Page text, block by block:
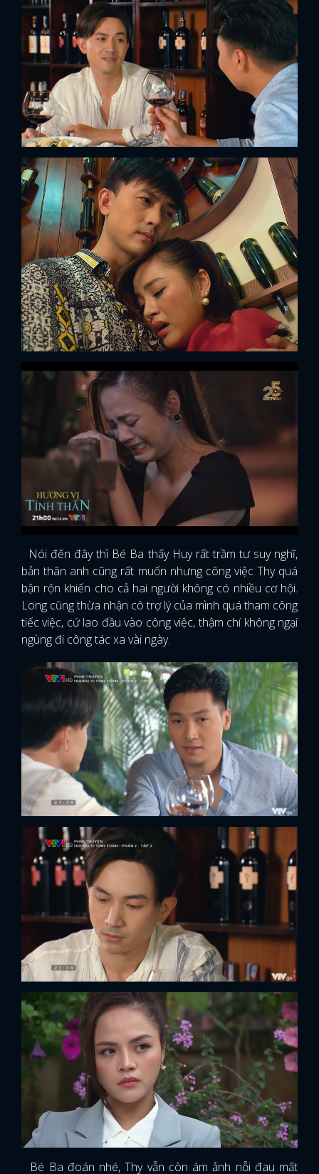
Nói đến đây thì Bé Ba thấy Huy rất trầm tư suy nghĩ,
bản thân anh cũng rất muốn nhưng công việc Thy quá
bận rộn khiến cho cả hai người không có nhiều cơ hội.
Long cũng thừa nhận cô trợ lý của mình quá tham công
tiếc việc, cứ lao đầu vào công việc, thậm chí không ngại
ngùng đi công tác xa vài ngày.
Bé Ba đoán nhé, Thy vẫn còn ám ảnh nỗi đau mất